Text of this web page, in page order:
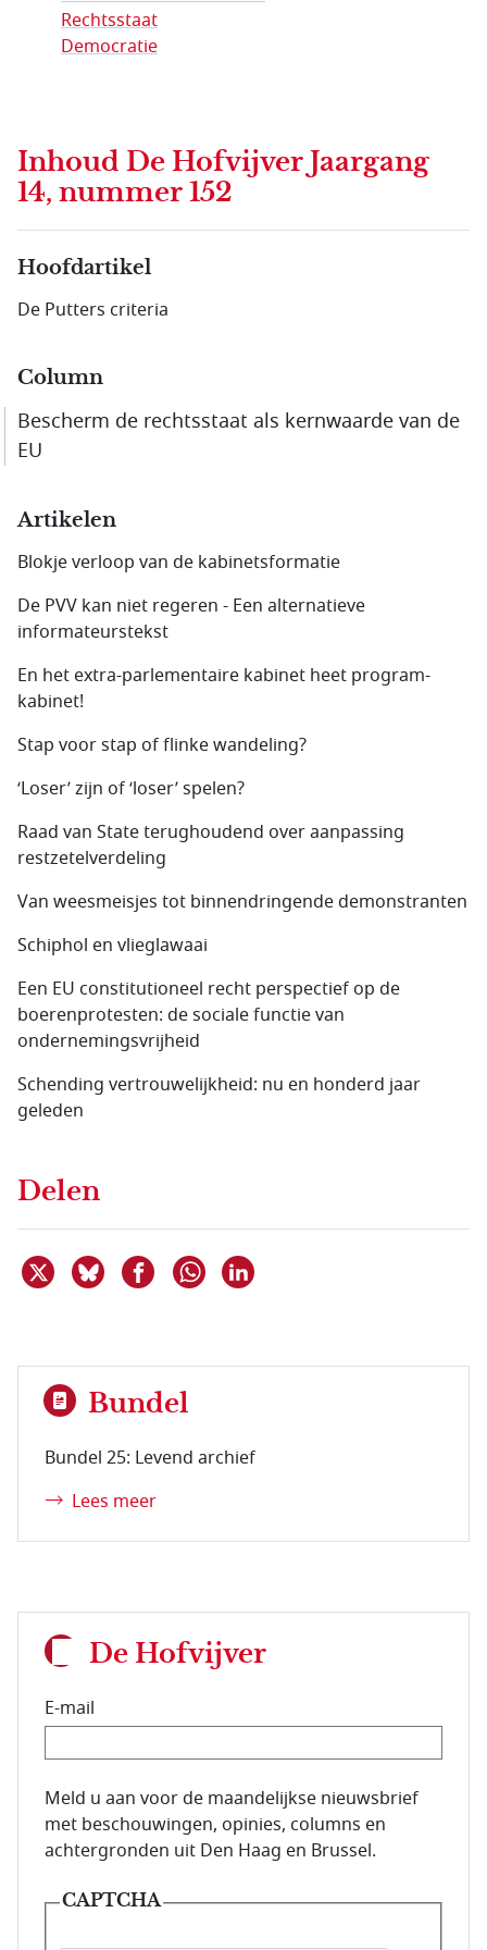
Rechtsstaat
Democratie
Inhoud De Hofvijver Jaargang
14, nummer 152
Hoofdartikel
De Putters criteria
Column
Bescherm de rechtsstaat als kernwaarde van de
EU
Artikelen
Blokje verloop van de kabinetsformatie
De PVV kan niet regeren - Een alternatieve
informateurs­tekst
En het extra-parlementaire kabinet heet program­
kabinet!
Stap voor stap of flinke wandeling?
‘Loser’ zijn of ‘loser’ spelen?
Raad van State terughoudend over aanpassing
restzetel­verdeling
Van weesmeisjes tot binnendringende demonstranten
Schiphol en vlieglawaai
Een EU constitutioneel recht perspectief op de
boerenprotesten: de sociale functie van
ondernemingsvrijheid
Schending vertrouwelijkheid: nu en honderd jaar
geleden
Delen
Deel dit item op X
Deel dit item op Bluesky
Deel dit item op Facebook
Delen via WhatsApp
Bundel
Bundel 25: Levend archief
Lees meer
De Hofvijver
E-mail
E-mailadres van de abonnee.
Meld u aan voor de maandelijkse nieuwsbrief
met beschouwingen, opinies, columns en
achtergronden uit Den Haag en Brussel.
CAPTCHA